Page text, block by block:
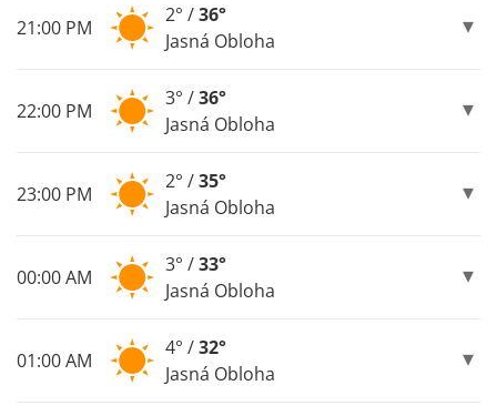
21:00 PM
2° /36°
Jasná Obloha
22:00 PM
3° /36°
Jasná Obloha
23:00 PM
2° /35°
Jasná Obloha
00:00 AM
3° /33°
Jasná Obloha
01:00 AM
4° /32°
Jasná Obloha